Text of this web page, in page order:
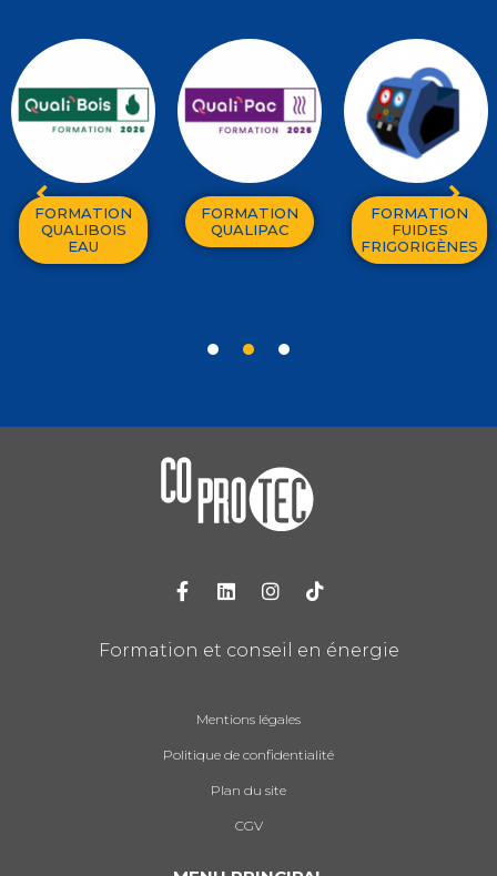
FORMATION
QUALIBOIS
EAU
FORMATION
QUALIPAC
FORMATION
FUIDES
FRIGORIGÈNES
Formation et conseil en énergie
Mentions légales
Politique de confidentialité
Plan du site
CGV